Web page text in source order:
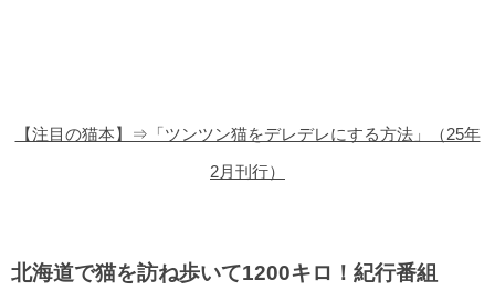
【注目の猫本】⇒「ツンツン猫をデレデレにする方法」（25年
2月刊行）
北海道で猫を訪ね歩いて1200キロ！紀行番組
猫のゲーム・アプリ